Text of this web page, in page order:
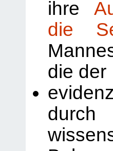
ihre
die
die der
durch